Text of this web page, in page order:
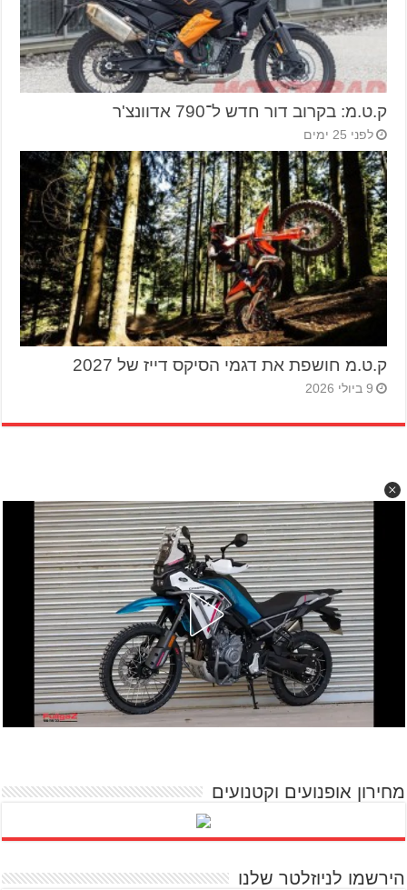
ק.ט.מ: בקרוב דור חדש ל־790 אדוונצ'ר
לפני 25 ימים
ק.ט.מ חושפת את דגמי הסיקס דייז של 2027
9 ביולי 2026
מחירון אופנועים וקטנועים
הירשמו לניוזלטר שלנו